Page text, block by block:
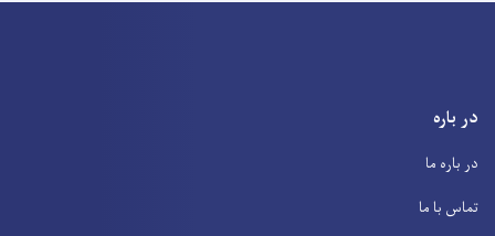
در باره
در باره ما
تماس با ما